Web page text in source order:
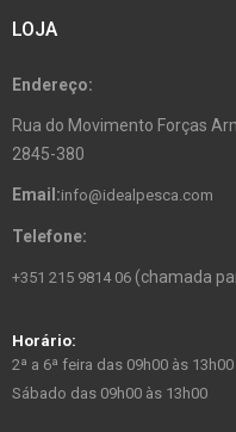
LOJA
Endereço:
Rua do Movimento Forças
2845-380
Email:info@idealpesca.com
Telefone:
+351 215 9814 06 (chamada
Horário:
2ª a 6ª feira das 09h00 às
Sábado das 09h00 às 13h00